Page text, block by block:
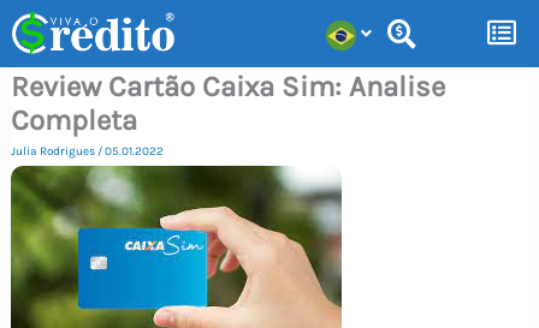
para
conteúdo
Review Cartão Caixa Sim: Analise
Completa
Julia Rodrigues /05.01.2022